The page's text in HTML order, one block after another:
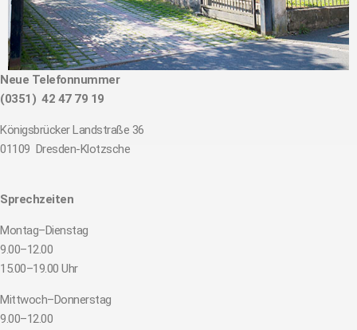
Neue Telefonnummer
(0351) 42 47 79 19
Königsbrücker Landstraße 36
01109 Dresden-Klotzsche
Sprechzeiten
Montag–Dienstag
9.00–12.00
15.00–19.00 Uhr
Mittwoch–Donnerstag
9.00–12.00